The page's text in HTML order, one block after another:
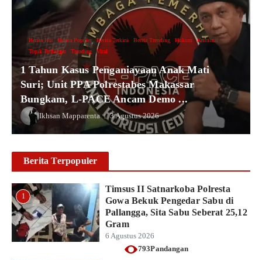
Berita Hot Berita Populer Berita Terkini Berita Trending Hukum
Kriminal
Topik Terhangat
Trending Viral
1 Tahun Kasus Penganiayaan Anak Mati
Suri; Unit PPA Polrestabes Makassar
Bungkam, L-PACE Ancam Demo ...
Ikhsan Mapparenta 3 Agustus 2026
Berita Terpopuler
1
Timsus II Satnarkoba Polresta
Gowa Bekuk Pengedar Sabu di
Pallangga, Sita Sabu Seberat 25,12
Gram
6 Agustus 2026
793Pandangan